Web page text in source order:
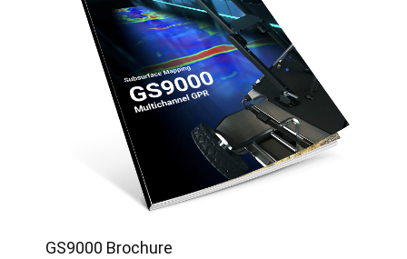
GS9000 Brochure